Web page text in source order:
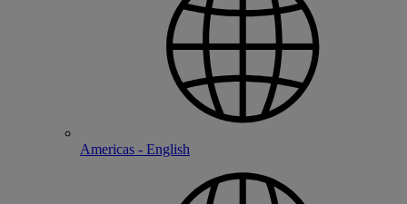
Americas - English